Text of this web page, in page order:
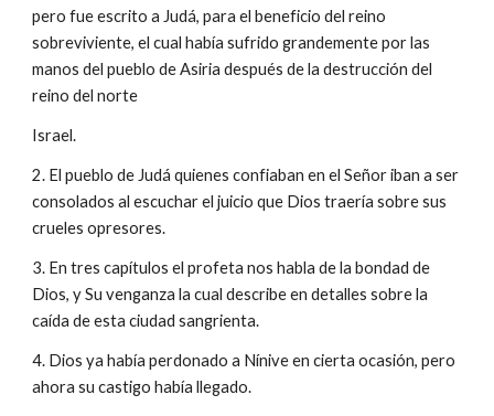
pero fue escrito a Judá, para el beneficio del reino
sobreviviente, el cual había sufrido grandemente por las
manos del pueblo de Asiria después de la destrucción del
reino del norte
Israel.
2. El pueblo de Judá quienes confiaban en el Señor iban a ser
consolados al escuchar el juicio que Dios traería sobre sus
crueles opresores.
3. En tres capítulos el profeta nos habla de la bondad de
Dios, y Su venganza la cual describe en detalles sobre la
caída de esta ciudad sangrienta.
4. Dios ya había perdonado a Nínive en cierta ocasión, pero
ahora su castigo había llegado.